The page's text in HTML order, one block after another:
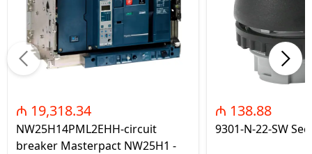
₼ 19,318.34
NW25H14PML2EHH-circuit
breaker Masterpact NW25H1 -
₼ 138.88
9301-N-22-SW